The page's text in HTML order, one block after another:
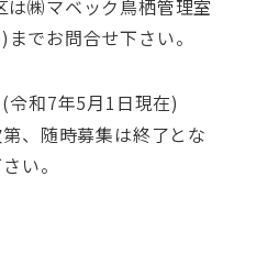
㈱マベック鳥栖管理室
でお問合せ下さい。
(令和7年5月1日現在)
、随時募集は終了とな
い。